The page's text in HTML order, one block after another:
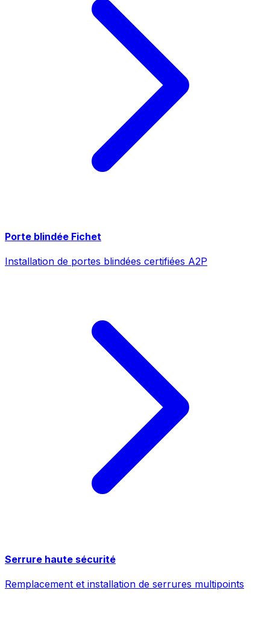
Porte blindée Fichet
Installation de portes blindées certifiées A2P
Serrure haute sécurité
Remplacement et installation de serrures multipoints